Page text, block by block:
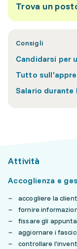
Trova un
Consigli
Candidarsi per
Tutto
Salario
Attività
Accoglienza e
accogliere la
fornire
fissare gli
aggiornare i
controllare